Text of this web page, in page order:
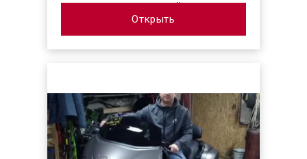
огорчило отсутствие плёночного
Открыть